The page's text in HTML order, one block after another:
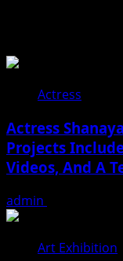
Actress
Actress
Projects
Videos, And A
admin
Art Exhibition